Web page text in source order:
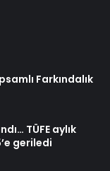
Farkındalık
TÜFE aylık
geriledi